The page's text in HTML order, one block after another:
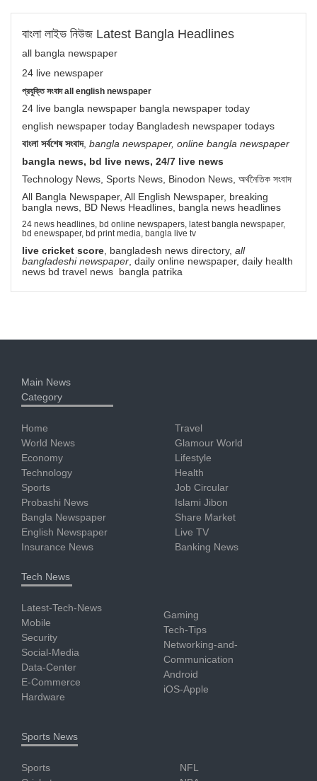
বাংলা লাইভ নিউজ Latest Bangla Headlines
all bangla newspaper
24 live newspaper
প্রযুক্তি সংবাদ all english newspaper
24 live bangla newspaper bangla newspaper today
english newspaper today Bangladesh newspaper todays
বাংলা সর্বশেষ সংবাদ, bangla newspaper, online bangla newspaper
bangla news, bd live news, 24/7 live news
Technology News, Sports News, Binodon News, অর্থনৈতিক সংবাদ
All Bangla Newspaper, All English Newspaper, breaking
bangla news, BD News Headlines, bangla news headlines
24 news headlines, bd online newspapers, latest bangla newspaper,
bd enewspaper, bd print media, bangla live tv
live cricket score , bangladesh news directory, all
bangladeshi newspaper , daily online newspaper, daily health
news bd travel news bangla patrika
Main News
Category
Home
World News
Economy
Technology
Sports
Probashi News
Bangla Newspaper
English Newspaper
Insurance News
Travel
Glamour World
Lifestyle
Health
Job Circular
Islami Jibon
Share Market
Live TV
Banking News
Tech News
Latest-Tech-News
Mobile
Security
Social-Media
Data-Center
E-Commerce
Hardware
Gaming
Tech-Tips
Networking-and-
Communication
Android
iOS-Apple
Sports News
Sports
NFL